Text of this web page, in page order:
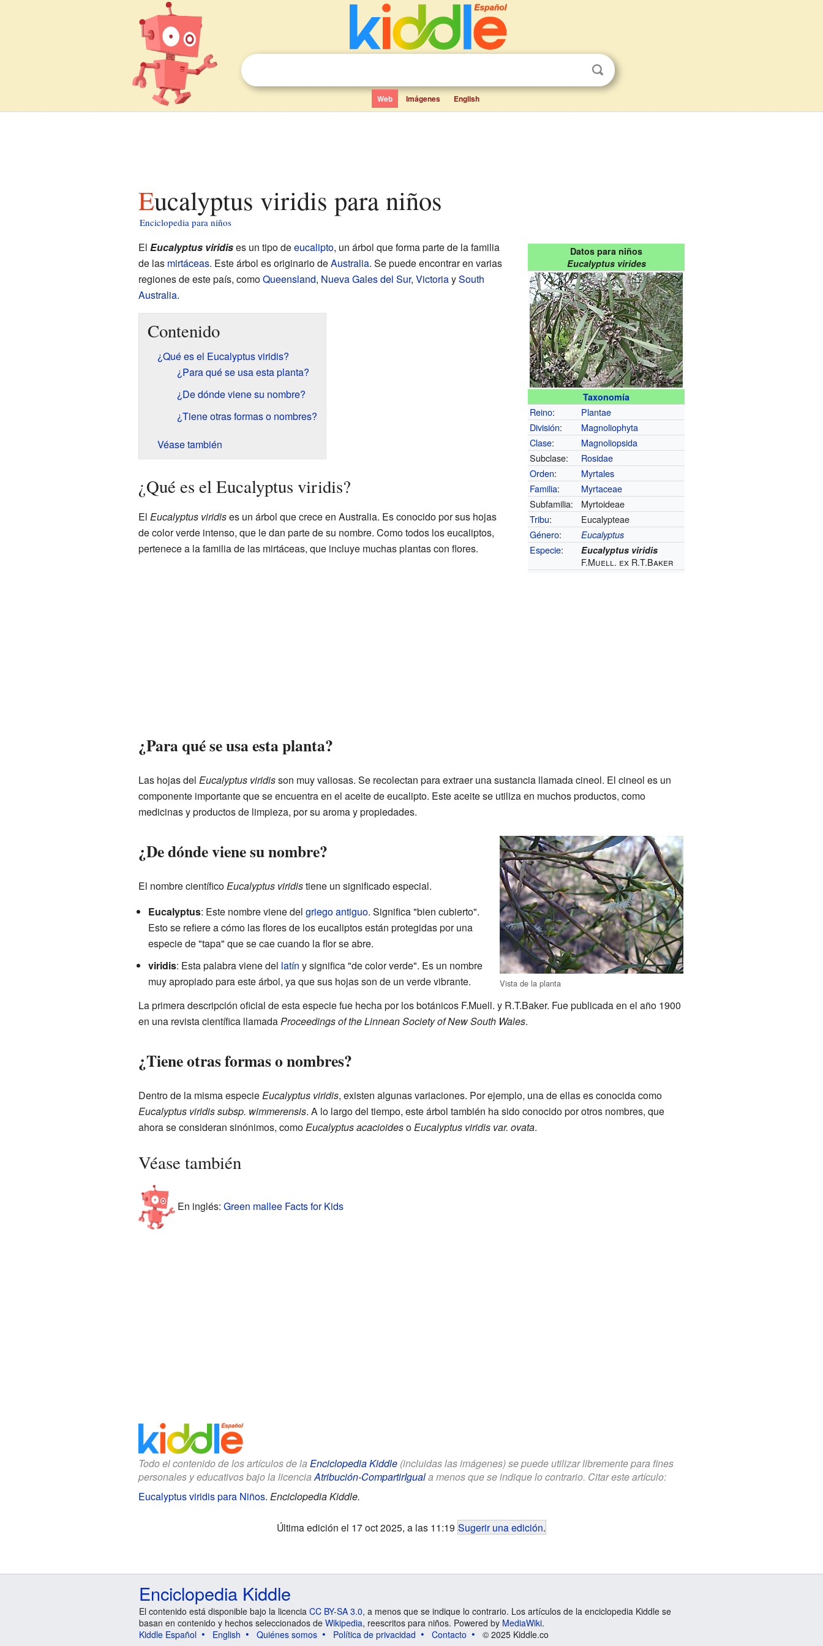
Web Imágenes English
Eucalyptus viridis para niños
Enciclopedia para niños
Datos para niños
Eucalyptus virides
Taxonomía
Reino:
Plantae
División:
Magnoliophyta
Clase:
Magnoliopsida
Subclase:
Rosidae
Orden:
Myrtales
Familia:
Myrtaceae
Subfamilia:
Myrtoideae
Tribu:
Eucalypteae
Género: Eucalyptus
Especie: Eucalyptus viridis
F.Muell. ex R.T.Baker
El Eucalyptus viridises un tipo deeucalipto, un árbol que forma parte de la familia
de las mirtáceas. Este árbol es originario deAustralia. Se puede encontrar en varias
regiones de este país, comoQueensland, Nueva Gales del Sur, VictoriaySouth
Australia.
Contenido
¿Qué es el Eucalyptus viridis?
¿Para qué se usa esta planta?
¿De dónde viene su nombre?
¿Tiene otras formas o nombres?
Véase también
¿Qué es el Eucalyptus viridis?
El Eucalyptus viridises un árbol que crece en Australia. Es conocido por sus hojas
de color verde intenso, que le dan parte de su nombre. Como todos los eucaliptos,
pertenece a la familia de las mirtáceas, que incluye muchas plantas con flores.
¿Para qué se usa esta planta?
Las hojas del Eucalyptus viridisson muy valiosas. Se recolectan para extraer una sustancia llamada cineol. El cineol es un
componente importante que se encuentra en el aceite de eucalipto. Este aceite se utiliza en muchos productos, como
medicinas y productos de limpieza, por su aroma y propiedades.
Vista de la planta
¿De dónde viene su nombre?
El nombre científicoEucalyptus viridistiene un significado especial.
Eucalyptus: Este nombre viene del griego antiguo. Significa "bien cubierto".
Esto se refiere a cómo las flores de los eucaliptos están protegidas por una
especie de "tapa" que se cae cuando la flor se abre.
viridis: Esta palabra viene del latín y significa "de color verde". Es un nombre
muy apropiado para este árbol, ya que sus hojas son de un verde vibrante.
La primera descripción oficial de esta especie fue hecha por los botánicos F.Muell. y R.T.Baker. Fue publicada en el año 1900
en una revista científica llamadaProceedings of the Linnean Society of New South Wales.
¿Tiene otras formas o nombres?
Dentro de la misma especieEucalyptus viridis, existen algunas variaciones. Por ejemplo, una de ellas es conocida como
Eucalyptus viridis subsp. wimmerensis. A lo largo del tiempo, este árbol también ha sido conocido por otros nombres, que
ahora se consideran sinónimos, comoEucalyptus acacioidesoEucalyptus viridis var. ovata.
Véase también
En inglés: Green mallee Facts for Kids
Todo el contenido de los artículos de la Enciclopedia Kiddle(incluidas las imágenes) se puede utilizar libremente para fines
personales y educativos bajo la licenciaAtribución-CompartirIguala menos que se indique lo contrario. Citar este artículo:
Eucalyptus viridis para Niños. Enciclopedia Kiddle.
Última edición el 17 oct 2025, a las 11:19 Sugerir una edición.
Enciclopedia Kiddle
El contenido está disponible bajo la licencia CC BY-SA 3.0, a menos que se indique lo contrario. Los artículos de la enciclopedia Kiddle se
basan en contenido y hechos seleccionados de Wikipedia, reescritos para niños. Powered by MediaWiki.
Kiddle Español
English Quiénes somos Política de privacidad Contacto © 2025 Kiddle.co